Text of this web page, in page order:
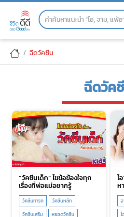
Skip
ฉีดวัคซีน
ฉีดวัค
“วัคซีนเด็ก” ไขข้อข้องใจทุก
เรื่องที่พ่อแม่อยากรู้
วัคซีนทารก
วัคซีนหลัก
วัคซีนเสริม
หยอดวัคซีน
ไ
ห